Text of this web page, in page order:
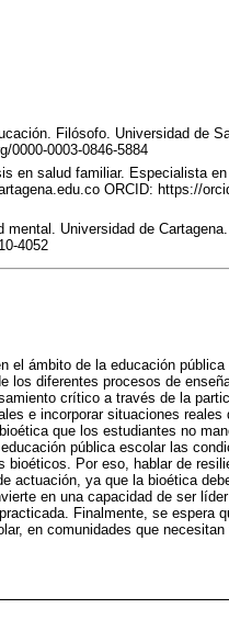
Filósofo. Universidad de
0000-0003-0846-5884
en salud familiar. Especialista
ORCID: https://
Universidad de
4052
el ámbito de la educación
los diferentes procesos de
crítico a través de la
e incorporar situaciones reales
que los estudiantes no
pública escolar las
Por eso, hablar de
actuación, ya que la bioética
en una capacidad de ser
Finalmente, se espera
en comunidades que